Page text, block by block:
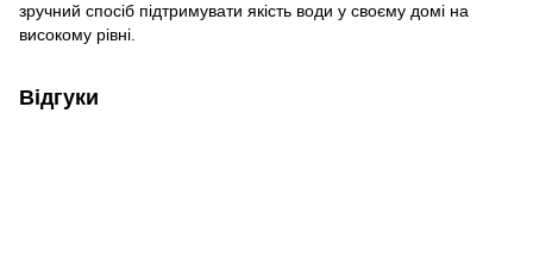
зручний спосіб підтримувати якість води у своєму домі на
високому рівні.
Відгуки